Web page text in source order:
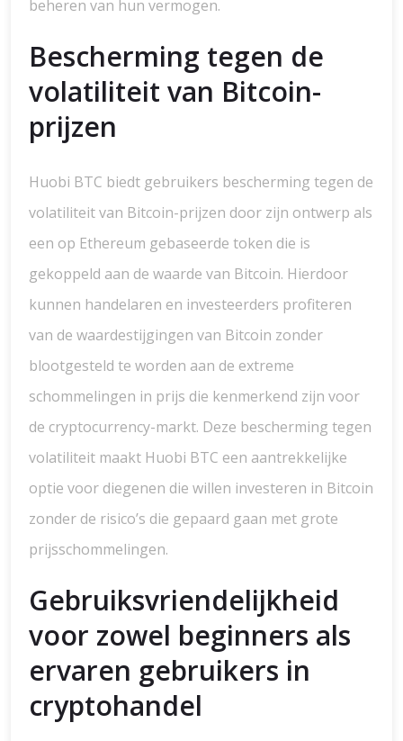
beheren van hun vermogen.
Bescherming tegen de
volatiliteit van Bitcoin-
prijzen
Huobi BTC biedt gebruikers bescherming tegen de
volatiliteit van Bitcoin-prijzen door zijn ontwerp als
een op Ethereum gebaseerde token die is
gekoppeld aan de waarde van Bitcoin. Hierdoor
kunnen handelaren en investeerders profiteren
van de waardestijgingen van Bitcoin zonder
blootgesteld te worden aan de extreme
schommelingen in prijs die kenmerkend zijn voor
de cryptocurrency-markt. Deze bescherming tegen
volatiliteit maakt Huobi BTC een aantrekkelijke
optie voor diegenen die willen investeren in Bitcoin
zonder de risico’s die gepaard gaan met grote
prijsschommelingen.
Gebruiksvriendelijkheid
voor zowel beginners als
ervaren gebruikers in
cryptohandel